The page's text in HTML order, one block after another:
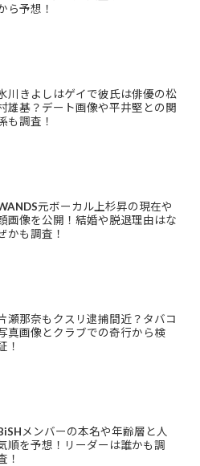
ら予想！
川きよしはゲイで彼氏は俳優の松
雄基？デート画像や平井堅との関
も調査！
元ボーカル上杉昇の現在や
画像を公開！結婚や脱退理由はな
かも調査！
瀬那奈もクスリ逮捕間近？タバコ
真画像とクラブでの奇行から検
！
メンバーの本名や年齢層と人
順を予想！リーダーは誰かも調
！